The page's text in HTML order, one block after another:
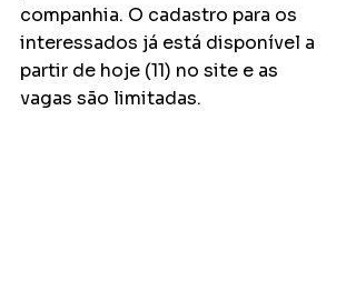
companhia. O cadastro para os
interessados já está disponível a
partir de hoje (11) no site e as
vagas são limitadas.